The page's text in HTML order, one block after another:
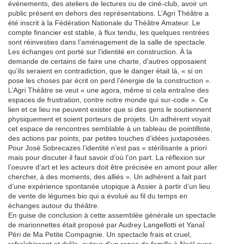
événements, des ateliers de lectures ou de ciné-club, avoir un
public présent en dehors des représentations. L’Agri Théâtre a
été inscrit à la Fédération Nationale du Théâtre Amateur. Le
compte financier est stable, à flux tendu, les quelques rentrées
sont réinvesties dans l’aménagement de la salle de spectacle.
Les échanges ont porté sur l’identité en construction. À la
demande de certains de faire une charte, d’autres opposaient
qu’ils seraient en contradiction, que le danger était là, « si on
pose les choses par écrit on perd l’énergie de la construction ».
L’Agri Théâtre se veut « une agora, même si cela entraîne des
espaces de frustration, contre notre monde qui sur-code ». Ce
lien et ce lieu ne peuvent exister que si des gens le soutiennent
physiquement et soient porteurs de projets. Un adhérent voyait
cet espace de rencontres semblable à un tableau de pointilliste,
des actions par points, par petites touches d’idées juxtaposées.
Pour José Sobrecazes l’identité n’est pas « stérilisante a priori
mais pour discuter il faut savoir d’où l’on part. La réflexion sur
l’oeuvre d’art et les acteurs doit être précisée en amont pour aller
chercher, à des moments, des alliés ». Un adhérent a fait part
d’une expérience spontanée utopique à Assier à partir d’un lieu
de vente de légumes bio qui a évolué au fil du temps en
échanges autour du théâtre.
En guise de conclusion à cette assemblée générale un spectacle
de marionnettes était proposé par Audrey Langellotti et YanaÏ
Péri de Ma Petite Compagnie. Un spectacle frais et cruel,